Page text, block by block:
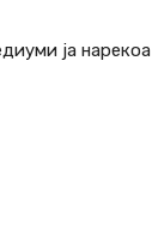
ја нарекоа